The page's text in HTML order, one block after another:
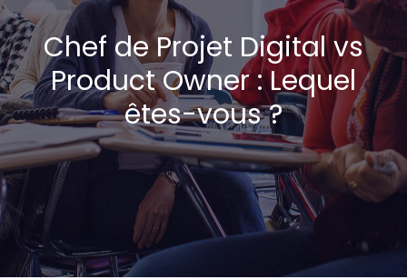
Chef de Projet Digital vs
Product Owner : Lequel
êtes-vous ?